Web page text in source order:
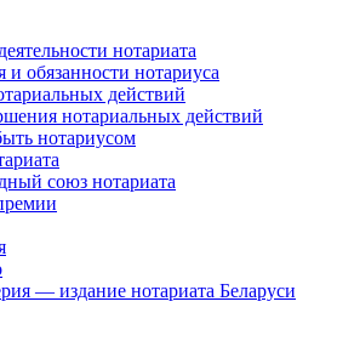
нотариата
обязанности нотариуса
действий
нотариальных действий
нотариусом
союз нотариата
— издание нотариата Беларуси